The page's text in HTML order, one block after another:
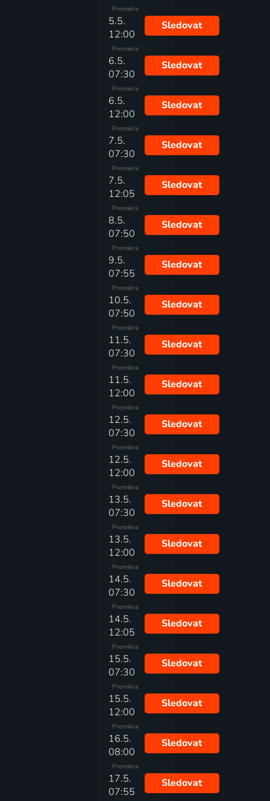
Premiéra
5.5.
12:00
Premiéra
Sledovat
6.5.
07:30
Premiéra
Sledovat
6.5.
12:00
Premiéra
Sledovat
7.5.
07:30
Premiéra
Sledovat
7.5.
12:05
Premiéra
Sledovat
8.5.
07:50
Premiéra
Sledovat
9.5.
07:55
Premiéra
Sledovat
10.5.
07:50
Premiéra
Sledovat
11.5.
07:30
Premiéra
Sledovat
11.5.
12:00
Premiéra
Sledovat
12.5.
07:30
Premiéra
Sledovat
12.5.
12:00
Premiéra
Sledovat
13.5.
07:30
Premiéra
Sledovat
13.5.
12:00
Premiéra
Sledovat
14.5.
07:30
Premiéra
Sledovat
14.5.
12:05
Premiéra
Sledovat
15.5.
07:30
Premiéra
Sledovat
15.5.
12:00
Premiéra
Sledovat
16.5.
08:00
Premiéra
Sledovat
17.5.
07:55
Sledovat